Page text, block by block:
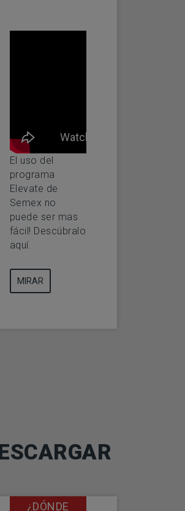
El uso del
programa
Elevate de
Semex no
puede ser mas
fácil! Descúbralo
aquí.
MIRAR
¿DÓNDE